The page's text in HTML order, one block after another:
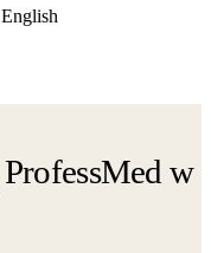
English
w